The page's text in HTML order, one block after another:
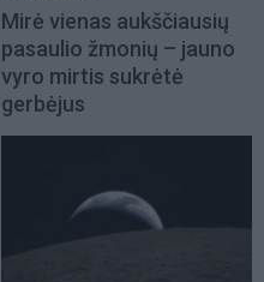
Mirė vienas aukščiausių
pasaulio žmonių – jauno
vyro mirtis sukrėtė
gerbėjus